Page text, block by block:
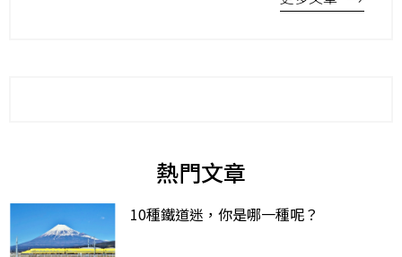
熱門文章
10種鐵道迷，你是哪一種呢？